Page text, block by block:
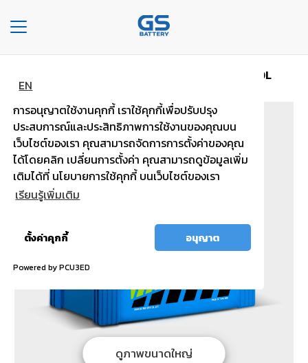
EN
การอนุญาตใช้งานคุกกี้ เราใช้คุกกี้เพื่อปรับปรุง
ประสบการณ์และประสิทธิภาพการใช้งานของคุณบน
เว็บไซต์ของเรา คุณสามารถจัดการการตั้งค่าของคุณ
ได้โดยคลิก เปลี่ยนการตั้งค่า คุณสามารถดูข้อมูลเพิ่ม
เติมได้ที่ นโยบายการใช้คุกกี้ บนเว็บไซต์ของเรา
เรียนรู้เพิ่มเติม
ตั้งค่าคุกกี้ อนุญาต
Powered by PCU3ED
Toggle
navigation
องค์กร
ประเภท
รถยนต์
เเบต
เต
บริการ
MFX200L
ดูภาพขนาดใหญ่